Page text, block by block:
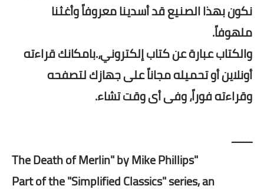
نكون بهذا الصنيع قد أسدينا معروفاً وأغثنا
ملهوفاً.
والكتاب عبارة عن كتاب إلكتروني،.بامكانك قراءته
أونلاين أو تحميله مجاناً على جهازك لتصفحه
وقراءته فوراً، وفى أى وقت تشاء.
ـــــــ
"The Death of Merlin" by Mike Phillips
Part of the "Simplified Classics" series, an